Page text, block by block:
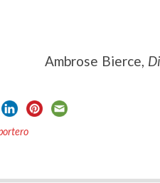
Ambrose Bierce,